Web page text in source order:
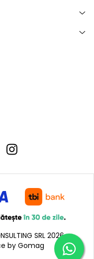
deplaseaza spre
este mult mai
SRL 2026
by Gomag